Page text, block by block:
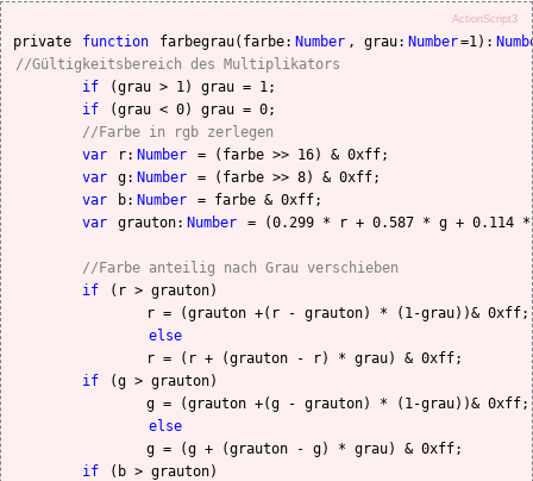
ActionScript3
private function farbegrau(farbe: Number , grau: Number=1):
//Gültigkeitsbereich des Multiplikators
if
(grau > 1) grau = 1;
if
(grau < 0) grau = 0;
//Farbe in rgb zerlegen
var
r: Number
= (farbe >> 16) & 0xff;
var
g: Number
= (farbe >> 8) & 0xff;
var
b: Number
= farbe & 0xff;
var
grauton: Number = (0.299 * r + 0.587 * g + 0.114
//Farbe anteilig nach Grau verschieben
if
(r > grauton)
else
if
(g > grauton)
else
if
(b > grauton)